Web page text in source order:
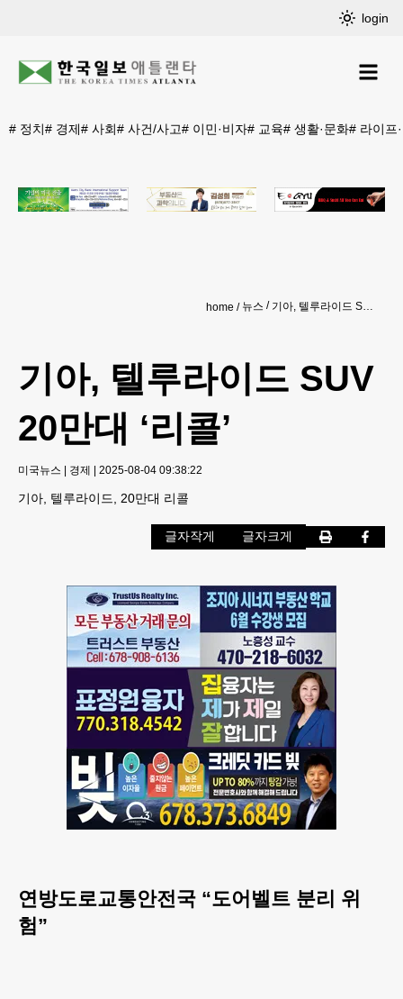
login
# 정치# 경제# 사회# 사건/사고# 이민·비자# 교육# 생활·문화# 라이프
home 뉴스 기아, 텔루라이드 SUV 20만대 ‘리콜’
기아, 텔루라이드 SUV
20만대 ‘리콜’
미국뉴스 | 경제 | 2025-08-04 09:38:22
기아, 텔루라이드, 20만대 리콜
글자작게 글자크게
연방도로교통안전국 “도어벨트 분리 위
험”